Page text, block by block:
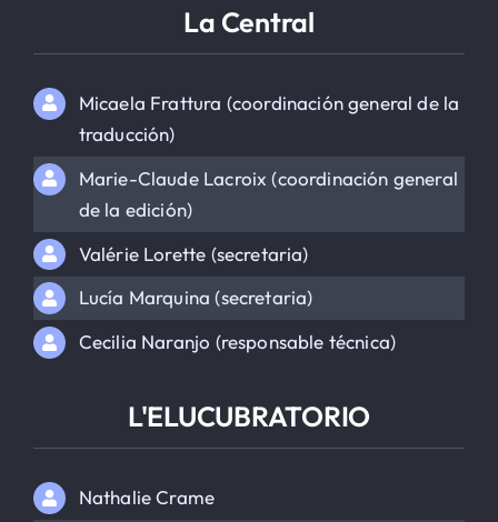
La Central
Micaela Frattura (coordinación general de la
traducción)
Marie-Claude Lacroix (coordinación general
de la edición)
Valérie Lorette (secretaria)
Lucía Marquina (secretaria)
Cecilia Naranjo (responsable técnica)
L'ELUCUBRATORIO
Nathalie Crame